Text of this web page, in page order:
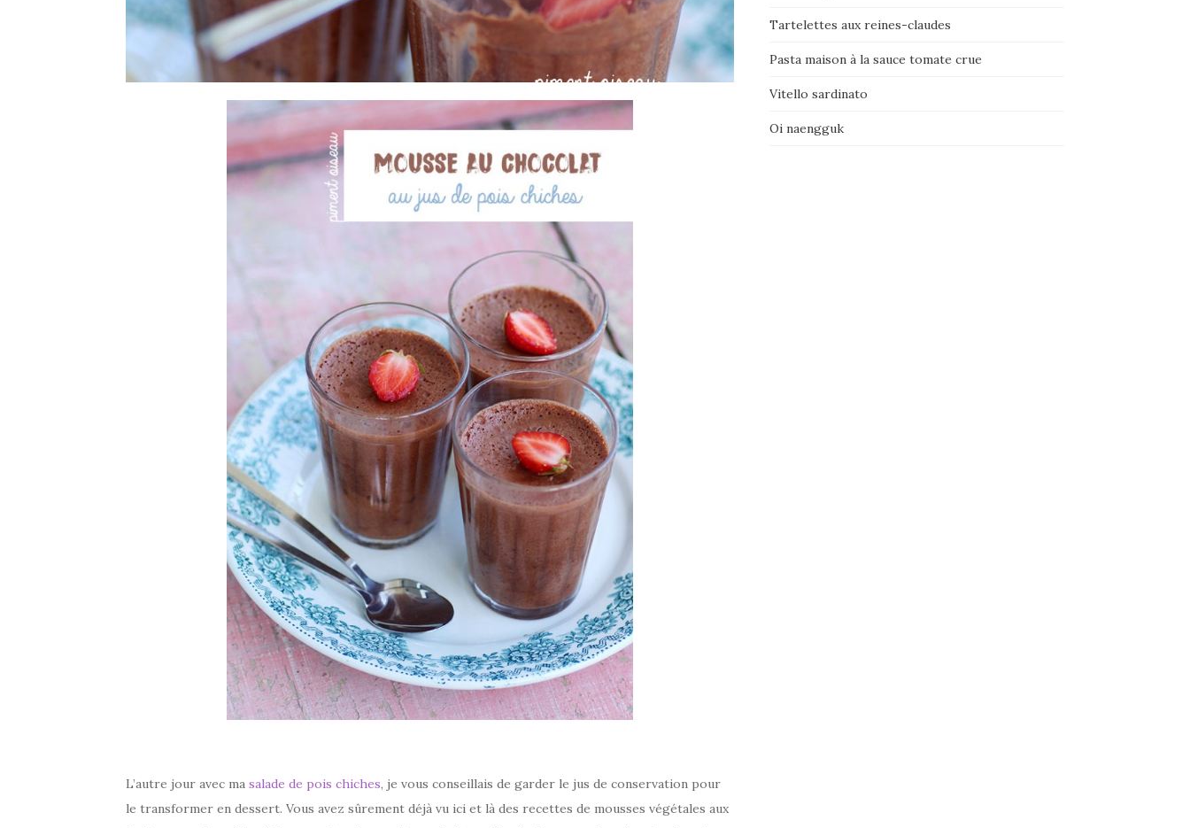
L’autre jour avec ma salade de pois chiches, je vous conseillais de garder le jus de conservation pour
le transformer en dessert. Vous avez sûrement déjà vu ici et là des recettes de mousses végétales aux
Tartelettes aux reines-claudes
Pasta maison à la sauce tomate crue
Vitello sardinato
Oi naengguk